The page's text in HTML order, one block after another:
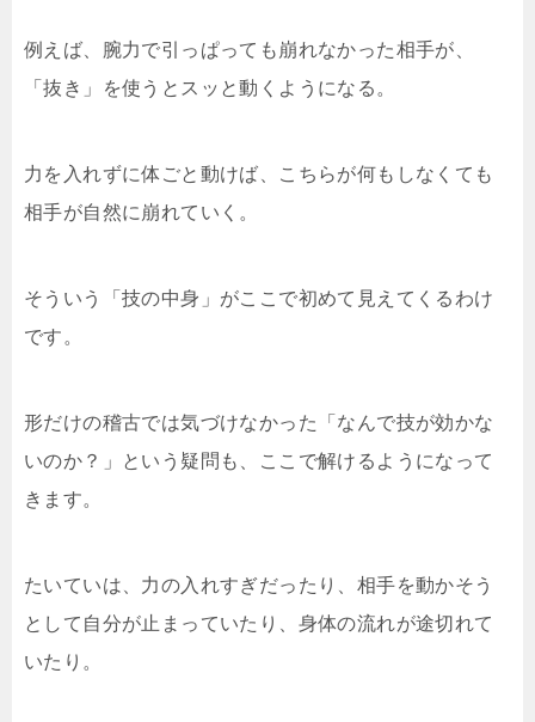
例えば、腕力で引っぱっても崩れなかった相手が、
「抜き」を使うとスッと動くようになる。
力を入れずに体ごと動けば、こちらが何もしなくても
相手が自然に崩れていく。
そういう「技の中身」がここで初めて見えてくるわけ
です。
形だけの稽古では気づけなかった「なんで技が効かな
いのか？」という疑問も、ここで解けるようになって
きます。
たいていは、力の入れすぎだったり、相手を動かそう
として自分が止まっていたり、身体の流れが途切れて
いたり。